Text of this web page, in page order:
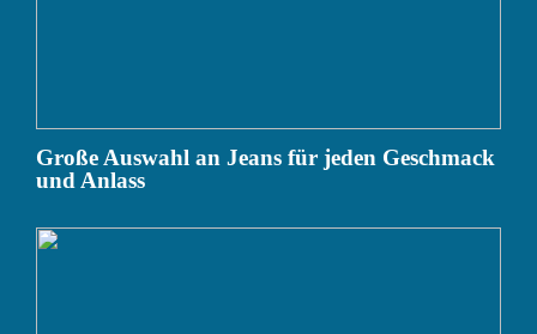
Große Auswahl an Jeans für jeden Geschmack
und Anlass